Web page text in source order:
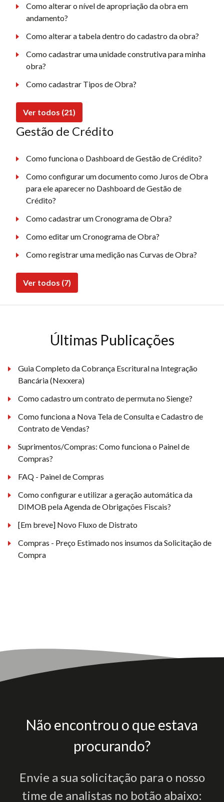
Como alterar o nível de apropriação da obra em
andamento?
Como alterar a tabela dentro do cadastro da obra?
Como cadastrar uma unidade construtiva para minha
obra?
Como cadastrar Tipos de Obra?
Ver todos (21)
Gestão de Crédito
Como funciona o Dashboard de Gestão de Crédito?
Como configurar um documento como Juros de Obra
para ele aparecer no Dashboard de Gestão de
Crédito?
Como cadastrar um Cronograma de Obra?
Como editar um Cronograma de Obra?
Como registrar uma medição nas Curvas de Obra?
Ver todos (7)
Últimas Publicações
Guia Completo da Cobrança Escritural na Integração
Bancária (Nexxera)
Como cadastro um contrato de permuta no Sienge?
Como funciona a Nova Tela de Consulta e Cadastro de
Contrato de Vendas?
Suprimentos/Compras: Como funciona o Painel de
Compras?
FAQ - Painel de Compras
Como configurar e utilizar a geração automática da
DIMOB pela Agenda de Obrigações Fiscais?
[Em breve] Novo Fluxo de Distrato
Compras - Preço Estimado nos insumos da Solicitação de
Compra
Não encontrou o que estava
procurando?
Envie a sua solicitação para o nosso
time de analistas no botão abaixo: